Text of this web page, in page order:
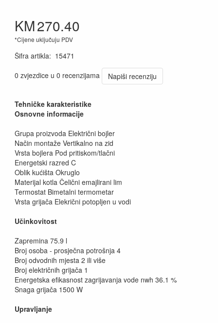
KM270.40
*Cijene uključuju PDV
Šifra artikla: 15471
0 zvjezdice u 0 recenzijama
Napiši recenziju
Tehničke karakteristike
Osnovne informacije
Grupa proizvoda Električni bojler
Način montaže Vertikalno na zid
Vrsta bojlera Pod pritiskom/tlačni
Energetski razred C
Oblik kućišta Okruglo
Materijal kotla Čelični emajlirani lim
Termostat Bimetalni termometar
Vrsta grijača Elekrični potopljen u vodi
Učinkovitost
Zapremina 75.9 l
Broj osoba - prosječna potrošnja 4
Broj odvodnih mjesta 2 ili više
Broj električnih grijača 1
Energetska efikasnost zagrijavanja vode nwh 36.1 %
Snaga grijača 1500 W
Upravljanje